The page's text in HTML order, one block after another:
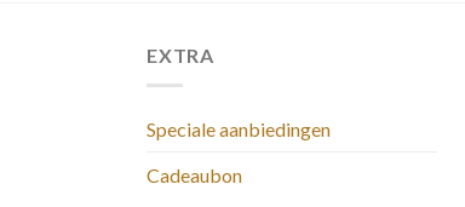
EXTRA
Speciale aanbiedingen
Cadeaubon